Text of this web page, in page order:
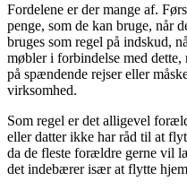
Fordelene er der mange af.
penge, som de kan bruge, når
bruges som regel på indskud,
møbler i forbindelse med
på spændende rejser eller
virksomhed.
Som regel er det alligevel
eller datter ikke har råd til at
da de fleste forældre gerne vil
det indebærer især at flytte